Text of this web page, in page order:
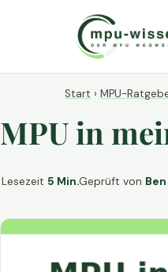
Start › MPU-
MPU in
Lesezeit 5 Min.Geprüft von